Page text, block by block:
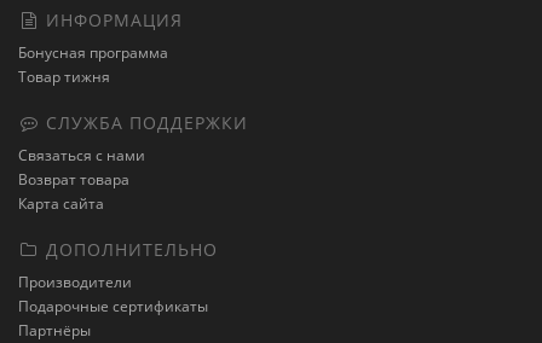
ИНФОРМАЦИЯ
Бонусная программа
Товар тижня
СЛУЖБА ПОДДЕРЖКИ
Связаться с нами
Возврат товара
Карта сайта
ДОПОЛНИТЕЛЬНО
Производители
Подарочные сертификаты
Партнёры